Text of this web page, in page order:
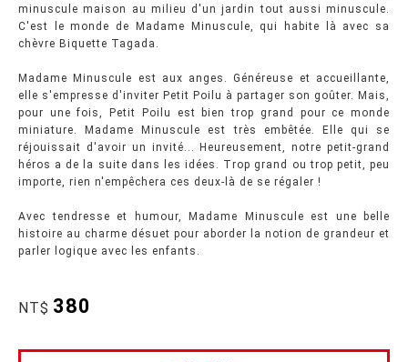
minuscule maison au milieu d'un jardin tout aussi minuscule.
C'est le monde de Madame Minuscule, qui habite là avec sa
chèvre Biquette Tagada.
Madame Minuscule est aux anges. Généreuse et accueillante,
elle s'empresse d'inviter Petit Poilu à partager son goûter. Mais,
pour une fois, Petit Poilu est bien trop grand pour ce monde
miniature. Madame Minuscule est très embêtée. Elle qui se
réjouissait d'avoir un invité... Heureusement, notre petit-grand
héros a de la suite dans les idées. Trop grand ou trop petit, peu
importe, rien n'empêchera ces deux-là de se régaler !
Avec tendresse et humour, Madame Minuscule est une belle
histoire au charme désuet pour aborder la notion de grandeur et
parler logique avec les enfants.
NT$ 380